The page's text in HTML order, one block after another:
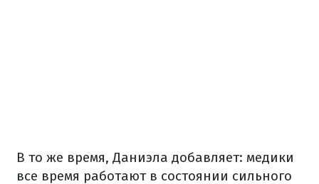
В то же время, Даниэла добавляет: медики
все время работают в состоянии сильного